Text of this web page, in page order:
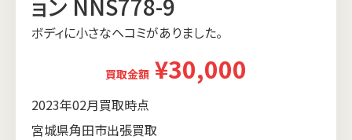
ョン NNS778-9
ボディに小さなヘコミがありました。
買取金額 ¥30,000
2023年02月買取時点
宮城県角田市出張買取